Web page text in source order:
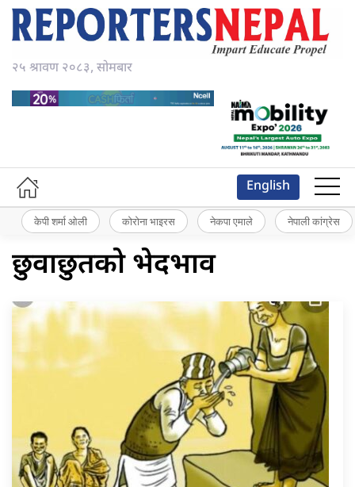
२५ श्रावण २०८३, सोमबार
English
केपी शर्मा ओली कोरोना भाइरस नेकपा एमाले नेपाली कांग्रेस
छुवाछुतको भेदभाव